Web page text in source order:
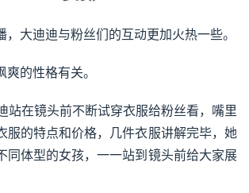
大迪迪与粉丝们的互动更加火热一些。
的性格有关。
站在镜头前不断试穿衣服给粉丝看，嘴里
服的特点和价格，几件衣服讲解完毕，她
同体型的女孩，一一站到镜头前给大家展